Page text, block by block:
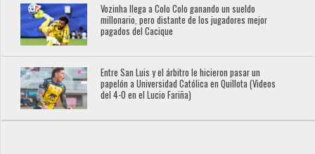
Vozinha llega a Colo Colo ganando un sueldo
millonario, pero distante de los jugadores mejor
pagados del Cacique
Entre San Luis y el árbitro le hicieron pasar un
papelón a Universidad Católica en Quillota (Videos
del 4-0 en el Lucio Fariña)